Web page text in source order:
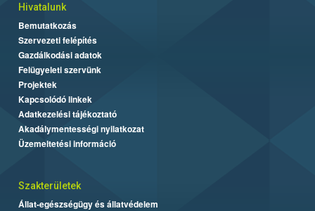
Hivatalunk
Bemutatkozás
Szervezeti felépítés
Gazdálkodási adatok
Felügyeleti szervünk
Projektek
Kapcsolódó linkek
Adatkezelési tájékoztató
Akadálymentességi nyilatkozat
Üzemeltetési információ
Szakterületek
Állat-egészségügy és állatvédelem